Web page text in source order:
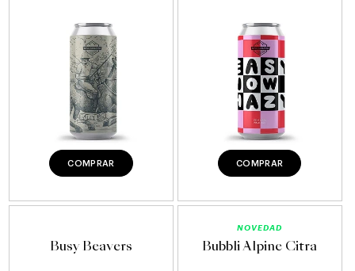
COMPRAR COMPRAR
Busy Beavers
NOVEDAD
Bubbli Alpine Citra